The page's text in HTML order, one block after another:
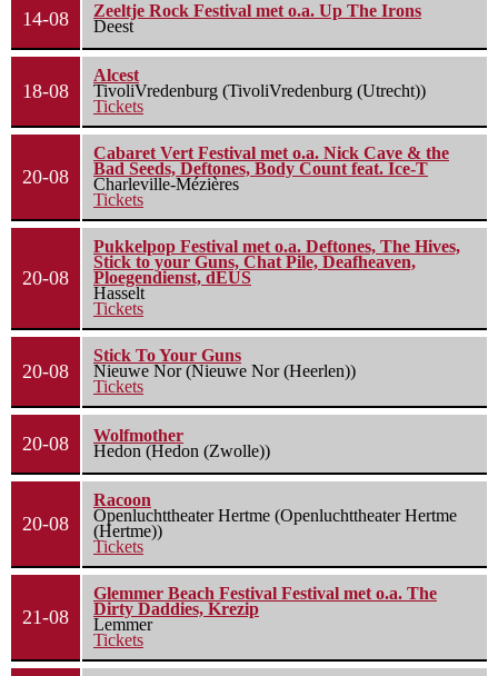
14-08
Zeeltje Rock Festival met o.a. Up The Irons
Deest
18-08
Alcest
TivoliVredenburg (TivoliVredenburg (Utrecht))
Tickets
20-08
Cabaret Vert Festival met o.a. Nick Cave & the
Bad Seeds, Deftones, Body Count feat. Ice-T
Charleville-Mézières
Tickets
20-08
Pukkelpop Festival met o.a. Deftones, The Hives,
Stick to your Guns, Chat Pile, Deafheaven,
Ploegendienst, dEUS
Hasselt
Tickets
20-08
Stick To Your Guns
Nieuwe Nor (Nieuwe Nor (Heerlen))
Tickets
20-08
Wolfmother
Hedon (Hedon (Zwolle))
20-08
Racoon
Openluchttheater Hertme (Openluchttheater Hertme
(Hertme))
Tickets
21-08
Glemmer Beach Festival Festival met o.a. The
Dirty Daddies, Krezip
Lemmer
Tickets